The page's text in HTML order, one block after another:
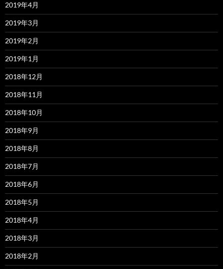
2019年4月
2019年3月
2019年2月
2019年1月
2018年12月
2018年11月
2018年10月
2018年9月
2018年8月
2018年7月
2018年6月
2018年5月
2018年4月
2018年3月
2018年2月